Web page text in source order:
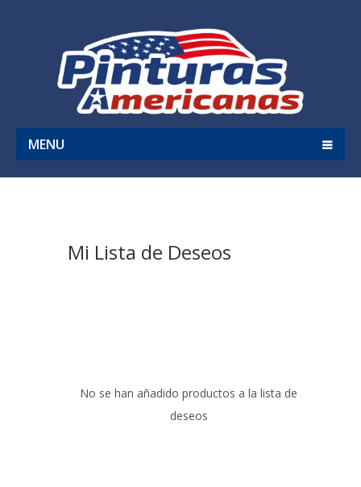
MENU
Mi Lista de Deseos
No se han añadido productos a la lista de
deseos